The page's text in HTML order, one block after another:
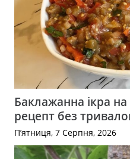
Баклажанна ікра
рецепт без
П’ятниця, 7 Серпня, 2026